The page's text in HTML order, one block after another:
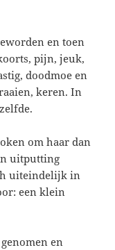
en toen
pijn, jeuk,
doodmoe en
keren. In
om haar dan
uitputting
uiteindelijk in
een klein
en